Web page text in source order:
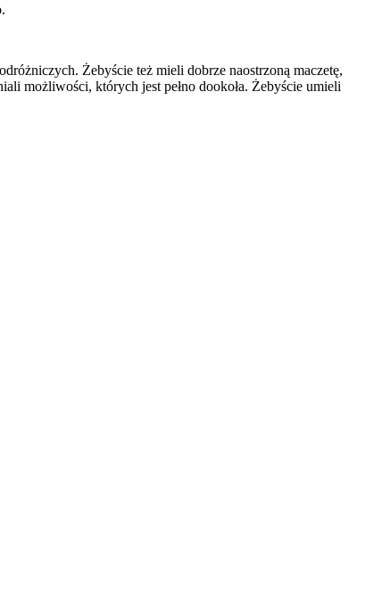
Żebyście też mieli dobrze naostrzoną maczetę,
możliwości, których jest pełno dookoła. Żebyście umieli